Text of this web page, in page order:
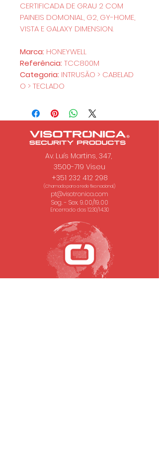
CERTIFICADA DE GRAU 2 COM
PAINEIS DOMONIAL, G2, GY-HOME,
VISTA E GALAXY DIMENSION.
Marca: HONEYWELL
Referência: TCC800M
Categoria: INTRUSÃO > CABELAD
O > TECLADO
Av. Luís Martins, 347,
3500-719 Viseu
+351 232 412 298
(Chamada para a rede fixa nacional.)
pt@visotronica.com
Seg. - Sex. 9.00/19.00
Encerrado das 12.30/14.30